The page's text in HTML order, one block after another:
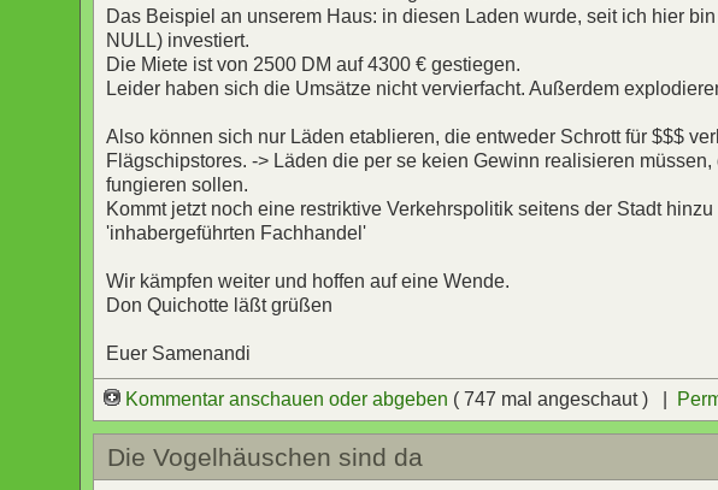
Das Beispiel an unserem Haus: in diesen Laden wurde, seit ich hier
NULL) investiert.
Die Miete ist von 2500 DM auf 4300 € gestiegen.
Leider haben sich die Umsätze nicht vervierfacht. Außerdem
Also können sich nur Läden etablieren, die entweder Schrott für $$$
Flägschipstores. -> Läden die per se keien Gewinn realisieren
fungieren sollen.
Kommt jetzt noch eine restriktive Verkehrspolitik seitens der Stadt
'inhabergeführten Fachhandel'
Wir kämpfen weiter und hoffen auf eine Wende.
Don Quichotte läßt grüßen
Euer Samenandi
Kommentar anschauen oder abgeben ( 747 mal angeschaut ) |
Die Vogelhäuschen sind da